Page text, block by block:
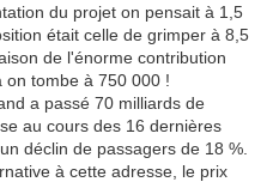
du projet on pensait à 1,5
était celle de grimper à 8,5
de l'énorme contribution
on tombe à 750 000 !
a passé 70 milliards de
au cours des 16 dernières
déclin de passagers de 18 %.
à cette adresse, le prix